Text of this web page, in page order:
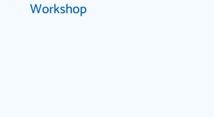
Workshop